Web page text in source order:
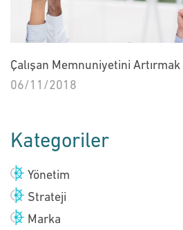
Çalışan Memnuniyetini
06/11/2018
Kategoriler
Yönetim
Strateji
Marka